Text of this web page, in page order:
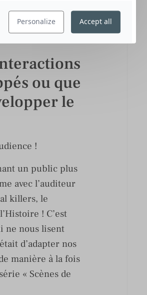
ou que
le
!
un public plus
avec l’auditeur
killers, le
! C’est
ne nous lisent
d’adapter nos
manière à la fois
« Scènes de
Personalize Accept all